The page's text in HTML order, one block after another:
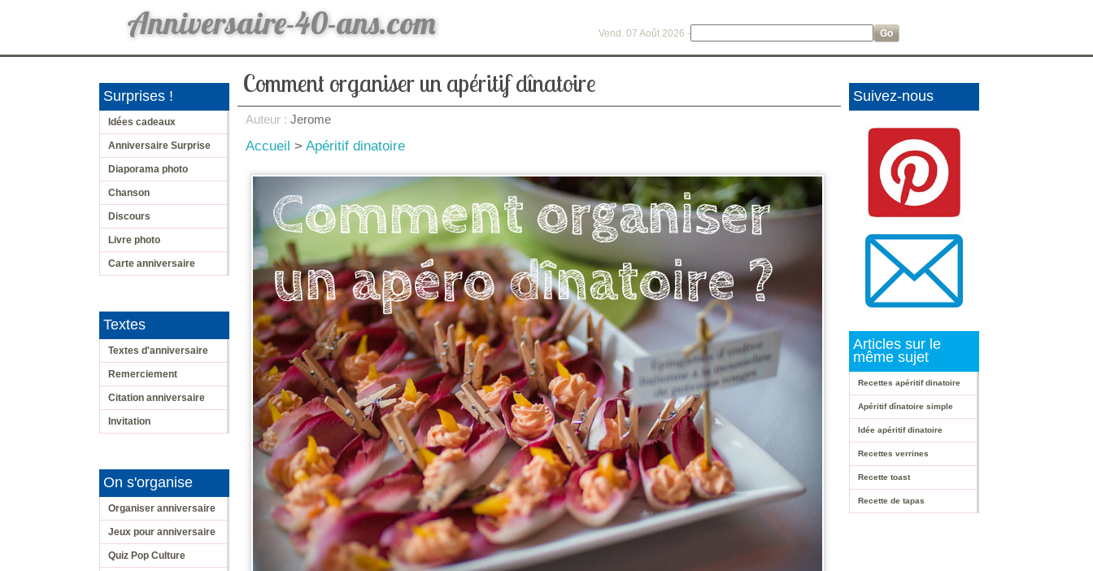
Anniversaire-40-ans.com Vend. 07 Août 2026 -
Surprises !
Idées cadeaux
Anniversaire Surprise
Diaporama photo
Chanson
Discours
Livre photo
Carte anniversaire
Textes
Textes d'anniversaire
Remerciement
Citation anniversaire
Invitation
On s'organise
Organiser anniversaire
Jeux pour anniversaire
Quiz Pop Culture
Comment organiser un apéritif dînatoire
Auteur : Jerome
Accueil > Apéritif dinatoire
Suivez-nous
Articles sur le
même sujet
Recettes apéritif dinatoire
Apéritif dînatoire simple
Idée apéritif dinatoire
Recettes verrines
Recette toast
Recette de tapas